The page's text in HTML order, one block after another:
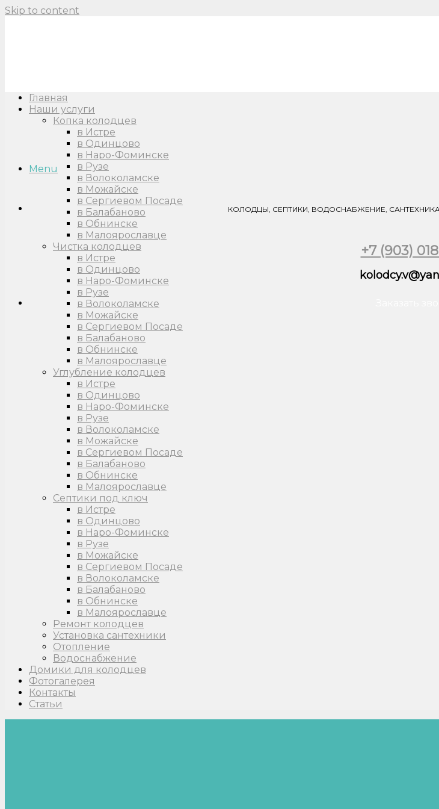
Skip to content
Menu
КОЛОДЦЫ, СЕПТИКИ, ВОДОСНАБЖЕНИЕ,
+7 (903)
Главная
Наши услуги
Копка колодцев
в Истре
в Одинцово
в Наро-Фоминске
в Рузе
в Волоколамске
в Можайске
в Сергиевом Посаде
в Балабаново
в Обнинске
в Малоярославце
Чистка колодцев
в Истре
в Одинцово
в Наро-Фоминске
в Рузе
в Волоколамске
в Можайске
в Сергиевом Посаде
в Балабаново
в Обнинске
в Малоярославце
Углубление колодцев
в Истре
в Одинцово
в Наро-Фоминске
в Рузе
в Волоколамске
в Можайске
в Сергиевом Посаде
в Балабаново
в Обнинске
в Малоярославце
Септики под ключ
в Истре
в Одинцово
в Наро-Фоминске
в Рузе
в Можайске
в Сергиевом Посаде
в Волоколамске
в Балабаново
в Обнинске
в Малоярославце
Ремонт колодцев
Установка сантехники
Отопление
Водоснабжение
Домики для колодцев
Фотогалерея
Контакты
Статьи